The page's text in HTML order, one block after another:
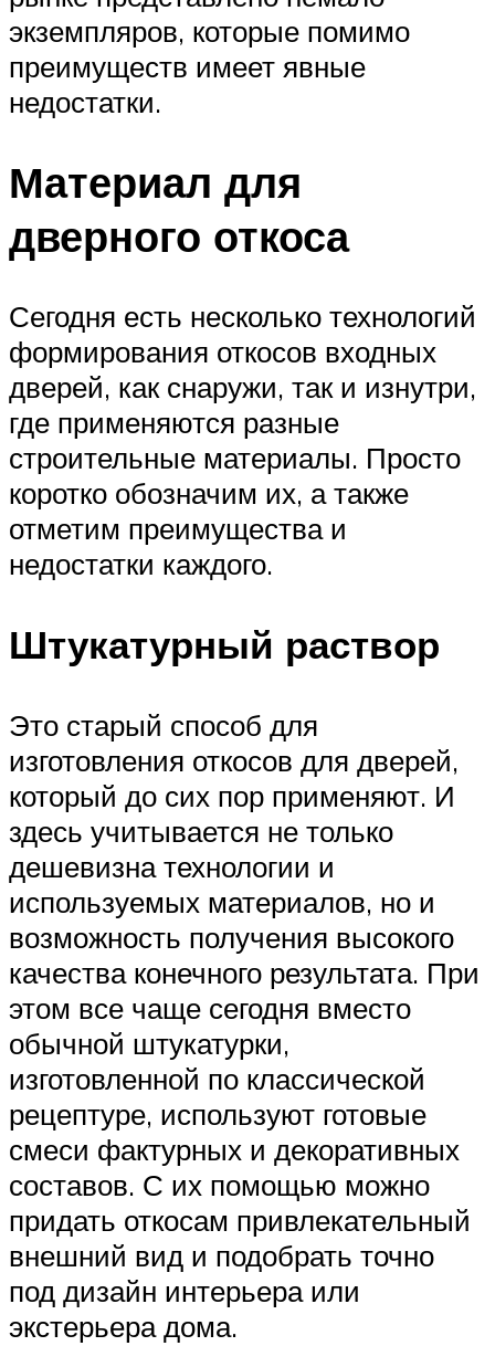
экземпляров, которые помимо
преимуществ имеет явные
недостатки.
Материал для
дверного откоса
Сегодня есть несколько технологий
формирования откосов входных
дверей, как снаружи, так и изнутри,
где применяются разные
строительные материалы. Просто
коротко обозначим их, а также
отметим преимущества и
недостатки каждого.
Штукатурный раствор
Это старый способ для
изготовления откосов для дверей,
который до сих пор применяют. И
здесь учитывается не только
дешевизна технологии и
используемых материалов, но и
возможность получения высокого
качества конечного результата. При
этом все чаще сегодня вместо
обычной штукатурки,
изготовленной по классической
рецептуре, используют готовые
смеси фактурных и декоративных
составов. С их помощью можно
придать откосам привлекательный
внешний вид и подобрать точно
под дизайн интерьера или
экстерьера дома.